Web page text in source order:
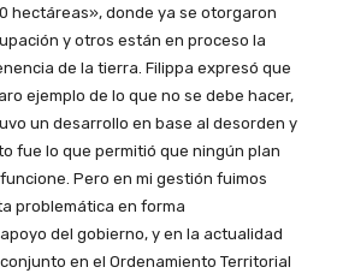
hectáreas», donde ya se otorgaron
y otros están en proceso la
de la tierra. Filippa expresó que
ejemplo de lo que no se debe hacer,
un desarrollo en base al desorden y
fue lo que permitió que ningún plan
Pero en mi gestión fuimos
problemática en forma
del gobierno, y en la actualidad
en el Ordenamiento Territorial